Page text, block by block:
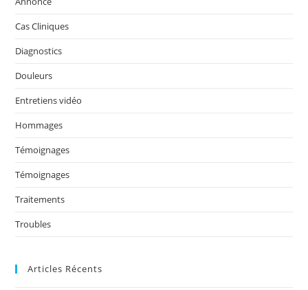
b
o
o
k
Cas Cliniques
Diagnostics
Douleurs
Entretiens vidéo
Hommages
Témoignages
Témoignages
Traitements
Troubles
Articles Récents